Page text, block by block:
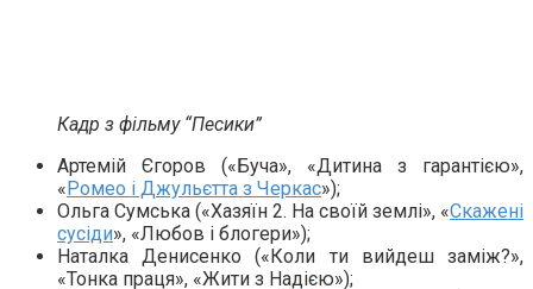
Кадр з фільму “Песики”
Артемій Єгоров («Буча», «Дитина з гарантією»,
« Ромео і Джульєтта з Черкас»);
Ольга Сумська («Хазяїн 2. На своїй землі», «Скажені
сусіди», «Любов і блогери»);
Наталка Денисенко («Коли ти вийдеш заміж?»,
«Тонка праця», «Жити з Надією»);